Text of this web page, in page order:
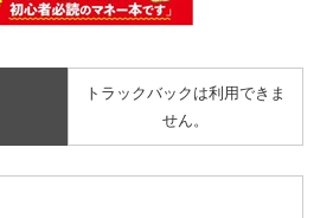
トラックバックは利用できま
せん。